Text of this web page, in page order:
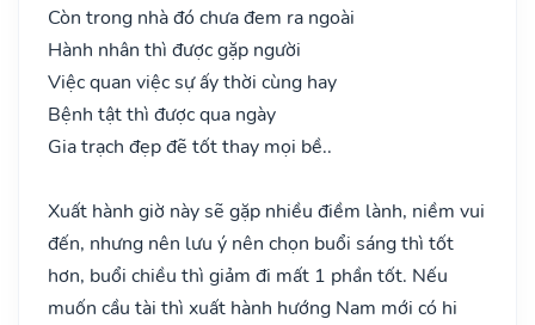
Còn trong nhà đó chưa đem ra ngoài
Hành nhân thì được gặp người
Việc quan việc sự ấy thời cùng hay
Bệnh tật thì được qua ngày
Gia trạch đẹp đẽ tốt thay mọi bề..
Xuất hành giờ này sẽ gặp nhiều điềm lành, niềm vui
đến, nhưng nên lưu ý nên chọn buổi sáng thì tốt
hơn, buổi chiều thì giảm đi mất 1 phần tốt. Nếu
muốn cầu tài thì xuất hành hướng Nam mới có hi